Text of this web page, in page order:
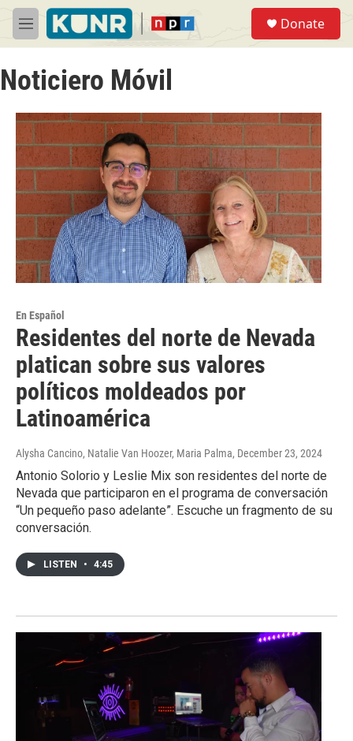
Skip to main content
M
e
u
Donate
Noticiero Móvil
En Español
Residentes del norte de Nevada
platican sobre sus valores
políticos moldeados por
Latinoamérica
Alysha Cancino, Natalie Van Hoozer, Maria Palma, December 23, 2024
Antonio Solorio y Leslie Mix son residentes del norte de
Nevada que participaron en el programa de conversación
“Un pequeño paso adelante”. Escuche un fragmento de su
conversación.
LISTEN • 4:45